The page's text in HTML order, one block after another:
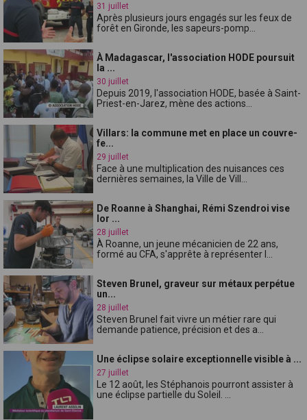
31 juillet
Après plusieurs jours engagés sur les feux de
forêt en Gironde, les sapeurs-pomp...
À Madagascar, l'association HODE poursuit
la ...
30 juillet
Depuis 2019, l'association HODE, basée à Saint-
Priest-en-Jarez, mène des actions...
Villars: la commune met en place un couvre-
fe...
29 juillet
Face à une multiplication des nuisances ces
dernières semaines, la Ville de Vill...
De Roanne à Shanghai, Rémi Szendroi vise
lor ...
28 juillet
À Roanne, un jeune mécanicien de 22 ans,
formé au CFA, s'apprête à représenter l...
Steven Brunel, graveur sur métaux perpétue
un...
28 juillet
Steven Brunel fait vivre un métier rare qui
demande patience, précision et des a...
Une éclipse solaire exceptionnelle visible à ...
27 juillet
Le 12 août, les Stéphanois pourront assister à
une éclipse partielle du Soleil. ...